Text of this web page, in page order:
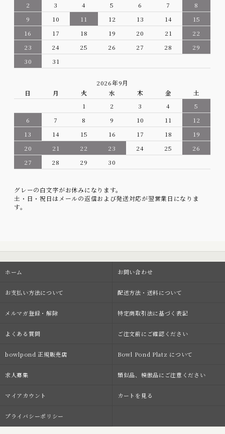
2
3 4 5 6 7
8
9
10 11 12 13 14
15
16
17 18 19 20 21
22
23
24 25 26 27 28
29
30
31
2026年9月
日
月 火 水 木 金
土
1
2 3 4
5
6
7 8 9 10 11
12
13
14 15 16 17 18
19
20
21 22 23 24 25
26
27
28 29 30
グレーの白文字がお休みになります。
土・日・祝日はメールの返信および発送対応が翌営業日になりま
す。
ホーム お問い合わせ
お支払い方法について 配送方法・送料について
メルマガ登録・解除 特定商取引法に基づく表記
よくある質問 ご注文前にご確認ください
bowlpond 正規販売店 Bowl Pond Platz について
求人募集 類似品、模倣品にご注意ください
マイアカウント カートを見る
プライバシーポリシー